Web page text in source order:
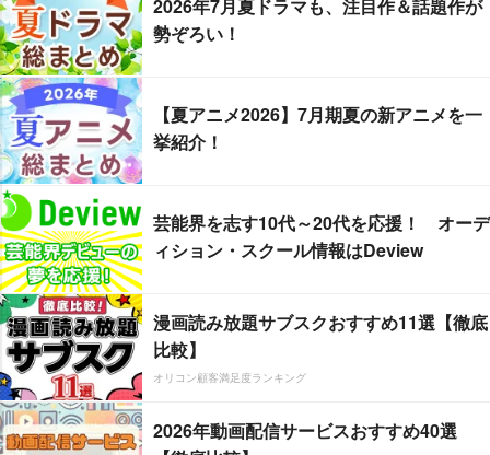
2026年7月夏ドラマも、注目作＆話題作が
勢ぞろい！
【夏アニメ2026】7月期夏の新アニメを一
挙紹介！
芸能界を志す10代～20代を応援！ オーデ
ィション・スクール情報はDeview
漫画読み放題サブスクおすすめ11選【徹底
比較】
オリコン顧客満足度ランキング
2026年動画配信サービスおすすめ40選